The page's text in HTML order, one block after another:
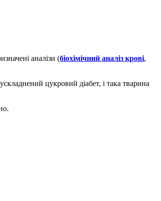
аналізи (біохімічний аналіз крові,
цукровий діабет, і така тварина